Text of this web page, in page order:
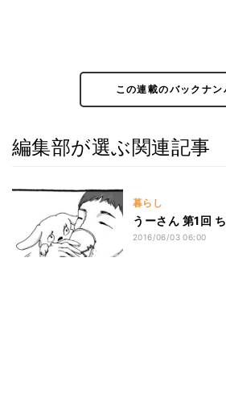
この連載のバックナン
編集部が選ぶ関連記事
暮らし
うーさん 第1回
2016/06/03 06:00